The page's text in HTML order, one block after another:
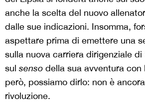
anche la scelta del nuovo
dalle sue indicazioni. Insomma,
aspettare prima di emettere una
sulla nuova carriera dirigenziale di
sul senso della sua avventura con
però, possiamo dirlo: non è
rivoluzione.